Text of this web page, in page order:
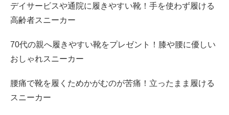
デイサービスや通院に履きやすい靴！手を使わず履ける
高齢者スニーカー
70代の親へ履きやすい靴をプレゼント！膝や腰に優しい
おしゃれスニーカー
腰痛で靴を履くためかがむのが苦痛！立ったまま履ける
スニーカー